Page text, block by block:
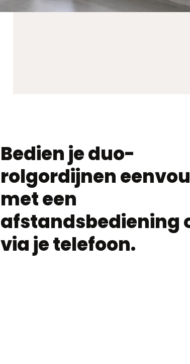
Bedien je duo-
rolgordijnen
met een
afstandsbediening
via je telefoon.